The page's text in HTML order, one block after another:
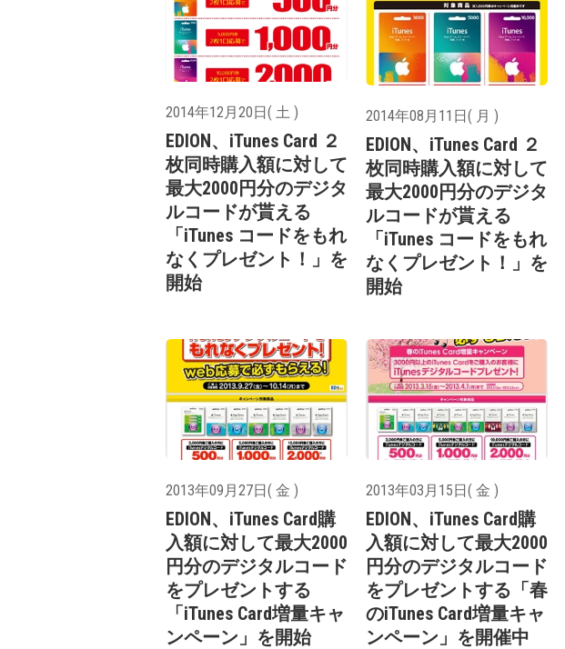
2014年12月20日( 土 )
EDION、iTunes Card ２
枚同時購入額に対して
最大2000円分のデジタ
ルコードが貰える
「iTunes コードをもれ
なくプレゼント！」を
開始
2014年08月11日( 月 )
EDION、iTunes Card ２
枚同時購入額に対して
最大2000円分のデジタ
ルコードが貰える
「iTunes コードをもれ
なくプレゼント！」を
開始
2013年09月27日( 金 )
EDION、iTunes Card購
入額に対して最大2000
円分のデジタルコード
をプレゼントする
「iTunes Card増量キャ
ンペーン」を開始
2013年03月15日( 金 )
EDION、iTunes Card購
入額に対して最大2000
円分のデジタルコード
をプレゼントする「春
のiTunes Card増量キャ
ンペーン」を開催中